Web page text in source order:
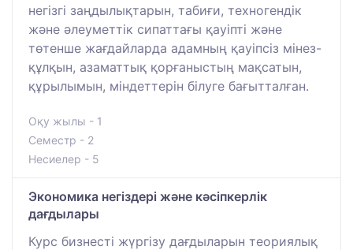
негізгі заңдылықтарын, табиғи, техногендік
және әлеуметтік сипаттағы қауіпті және
төтенше жағдайларда адамның қауіпсіз мінез-
құлқын, азаматтық қорғаныстың мақсатын,
құрылымын, міндеттерін білуге бағытталған.
Оқу жылы - 1
Семестр - 2
Несиелер - 5
Экономика негіздері және кәсіпкерлік
дағдылары
Курс бизнесті жүргізу дағдыларын теориялық